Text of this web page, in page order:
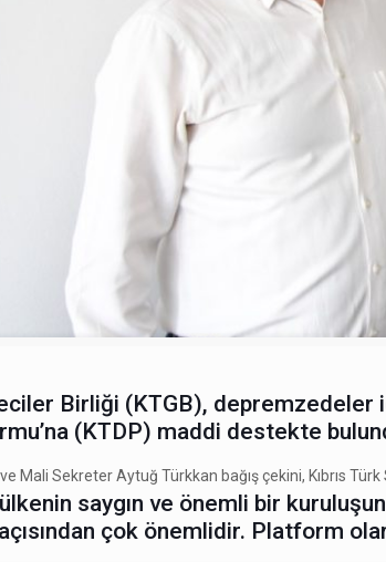
Birliği (KTGB), depremzedeler
(KTDP) maddi destekte
Mali Sekreter Aytuğ Türkkan bağış çekini, Kıbrıs
saygın ve önemli bir
çok önemlidir. Platform